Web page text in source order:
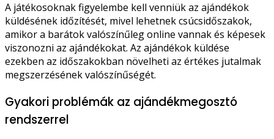
A játékosoknak figyelembe kell venniük az ajándékok
küldésének időzítését, mivel lehetnek csúcsidőszakok,
amikor a barátok valószínűleg online vannak és képesek
viszonozni az ajándékokat. Az ajándékok küldése
ezekben az időszakokban növelheti az értékes jutalmak
megszerzésének valószínűségét.
Gyakori problémák az ajándékmegosztó
rendszerrel